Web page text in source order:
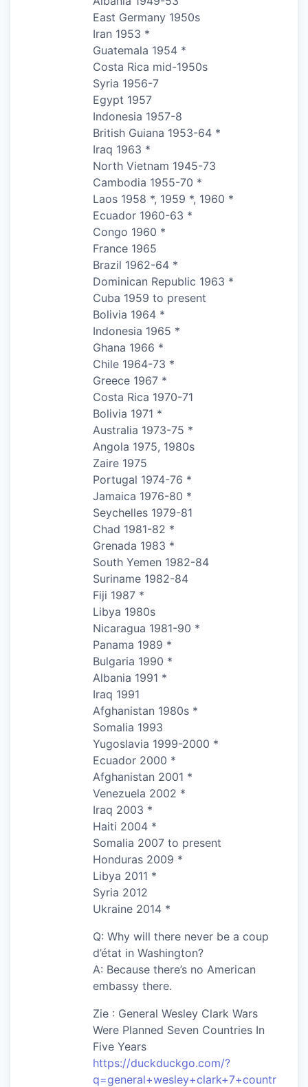
East Germany 1950s
Iran 1953 *
Guatemala 1954 *
Costa Rica mid-1950s
Syria 1956-7
Egypt 1957
Indonesia 1957-8
British Guiana 1953-64 *
Iraq 1963 *
North Vietnam 1945-73
Cambodia 1955-70 *
Laos 1958 *, 1959 *, 1960 *
Ecuador 1960-63 *
Congo 1960 *
France 1965
Brazil 1962-64 *
Dominican Republic 1963 *
Cuba 1959 to present
Bolivia 1964 *
Indonesia 1965 *
Ghana 1966 *
Chile 1964-73 *
Greece 1967 *
Costa Rica 1970-71
Bolivia 1971 *
Australia 1973-75 *
Angola 1975, 1980s
Zaire 1975
Portugal 1974-76 *
Jamaica 1976-80 *
Seychelles 1979-81
Chad 1981-82 *
Grenada 1983 *
South Yemen 1982-84
Suriname 1982-84
Fiji 1987 *
Libya 1980s
Nicaragua 1981-90 *
Panama 1989 *
Bulgaria 1990 *
Albania 1991 *
Iraq 1991
Afghanistan 1980s *
Somalia 1993
Yugoslavia 1999-2000 *
Ecuador 2000 *
Afghanistan 2001 *
Venezuela 2002 *
Iraq 2003 *
Haiti 2004 *
Somalia 2007 to present
Honduras 2009 *
Libya 2011 *
Syria 2012
Ukraine 2014 *
Q: Why will there never be a coup
d’état in Washington?
A: Because there’s no American
embassy there.
Zie : General Wesley Clark Wars
Were Planned Seven Countries In
Five Years
https://duckduckgo.com/?
q=general+wesley+clark+7+countr